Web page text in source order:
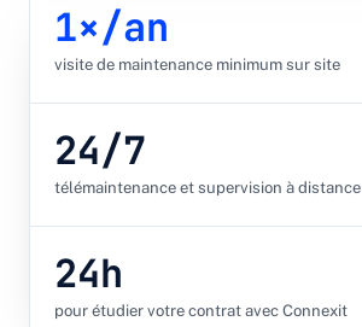
1×/an
visite de maintenance minimum sur site
24/7
télémaintenance et supervision à distance
24h
pour étudier votre contrat avec Connexit